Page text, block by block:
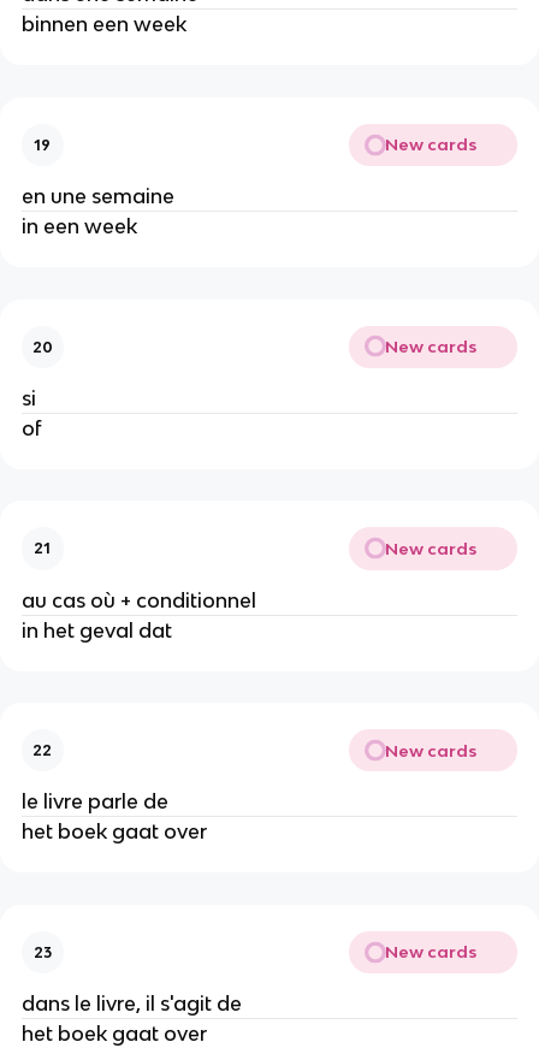
binnen een week
19 New cards
en une semaine
in een week
20 New cards
si
of
21 New cards
au cas où + conditionnel
in het geval dat
22 New cards
le livre parle de
het boek gaat over
23 New cards
dans le livre, il s'agit de
het boek gaat over